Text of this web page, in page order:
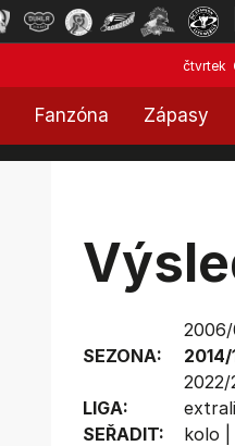
čtvrtek
Fanzóna Zápasy
SEZONA:
2014/
2022/
LIGA:
SEŘADIT:
kolo